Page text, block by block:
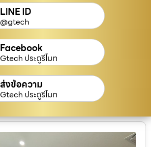
LINE ID
@gtech
Facebook
Gtech ประตูรีโมท
ส่งข้อความ
Gtech ประตูรีโมท